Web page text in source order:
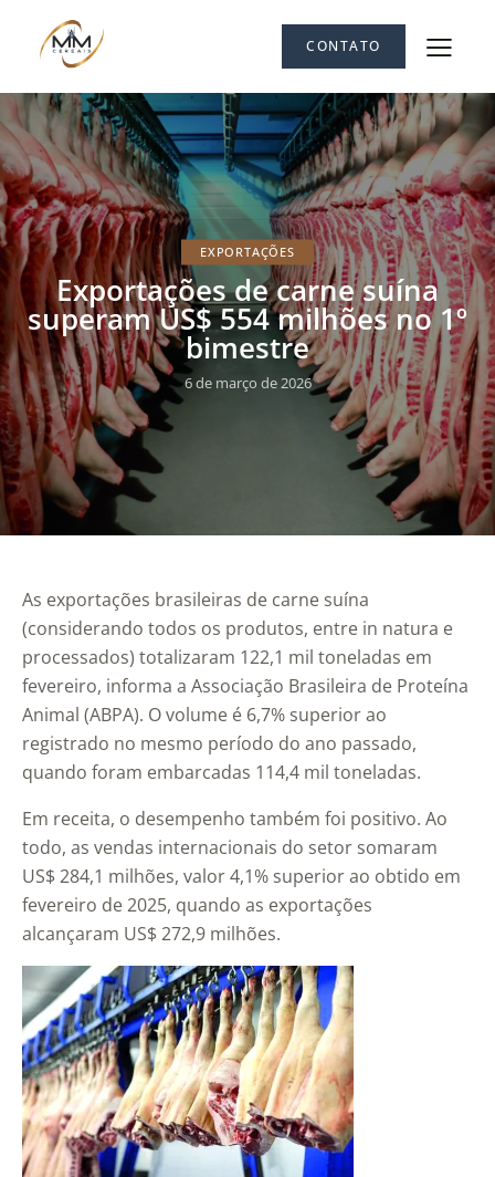
CONTATO
EXPORTAÇÕES
Exportações de carne suína
superam US$ 554 milhões no 1º
bimestre
6 de março de 2026
As exportações brasileiras de carne suína
(considerando todos os produtos, entre in natura e
processados) totalizaram 122,1 mil toneladas em
fevereiro, informa a Associação Brasileira de Proteína
Animal (ABPA). O volume é 6,7% superior ao
registrado no mesmo período do ano passado,
quando foram embarcadas 114,4 mil toneladas.
Em receita, o desempenho também foi positivo. Ao
todo, as vendas internacionais do setor somaram
US$ 284,1 milhões, valor 4,1% superior ao obtido em
fevereiro de 2025, quando as exportações
alcançaram US$ 272,9 milhões.